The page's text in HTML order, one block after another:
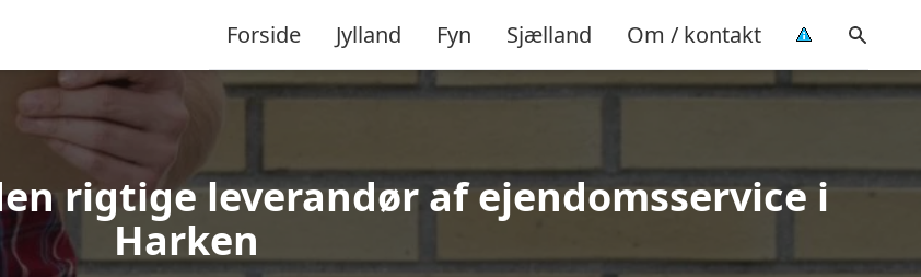
Forside Jylland Fyn Sjælland Om / kontakt
rigtige leverandør af ejendomsservice i
Harken